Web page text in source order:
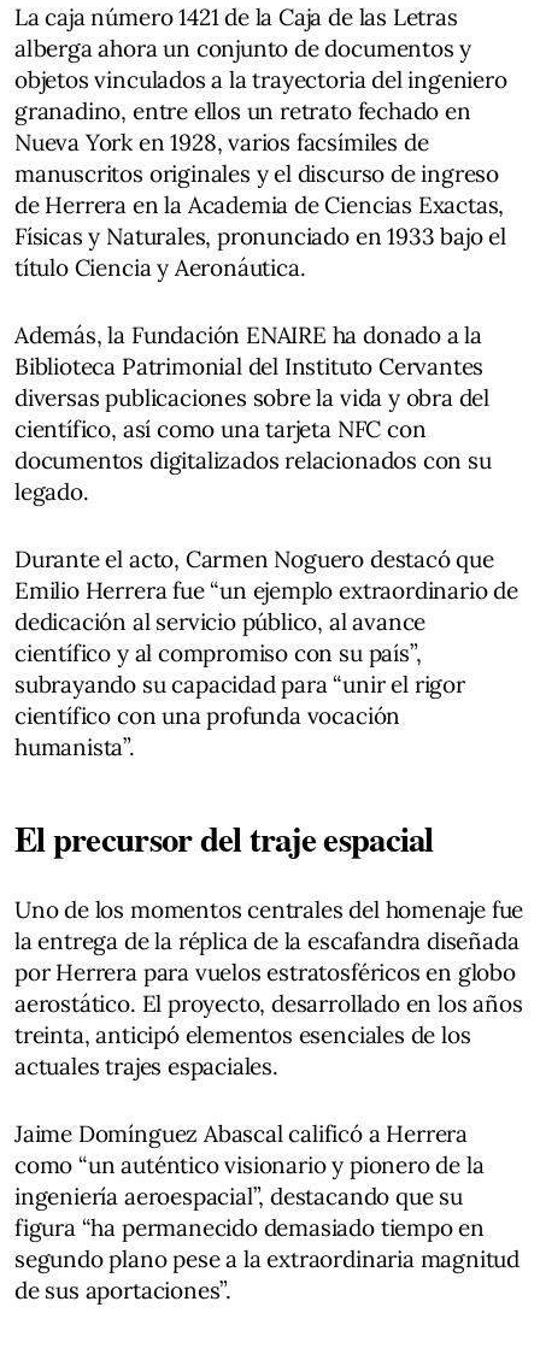
La caja número 1421 de la Caja de las Letras
alberga ahora un conjunto de documentos y
objetos vinculados a la trayectoria del ingeniero
granadino, entre ellos un retrato fechado en
Nueva York en 1928, varios facsímiles de
manuscritos originales y el discurso de ingreso
de Herrera en la Academia de Ciencias Exactas,
Físicas y Naturales, pronunciado en 1933 bajo el
título Ciencia y Aeronáutica.
Además, la Fundación ENAIRE ha donado a la
Biblioteca Patrimonial del Instituto Cervantes
diversas publicaciones sobre la vida y obra del
científico, así como una tarjeta NFC con
documentos digitalizados relacionados con su
legado.
Durante el acto, Carmen Noguero destacó que
Emilio Herrera fue “un ejemplo extraordinario de
dedicación al servicio público, al avance
científico y al compromiso con su país”,
subrayando su capacidad para “unir el rigor
científico con una profunda vocación
humanista”.
El precursor del traje espacial
Uno de los momentos centrales del homenaje fue
la entrega de la réplica de la escafandra diseñada
por Herrera para vuelos estratosféricos en globo
aerostático. El proyecto, desarrollado en los años
treinta, anticipó elementos esenciales de los
actuales trajes espaciales.
Jaime Domínguez Abascal calificó a Herrera
como “un auténtico visionario y pionero de la
ingeniería aeroespacial”, destacando que su
figura “ha permanecido demasiado tiempo en
segundo plano pese a la extraordinaria magnitud
de sus aportaciones”.